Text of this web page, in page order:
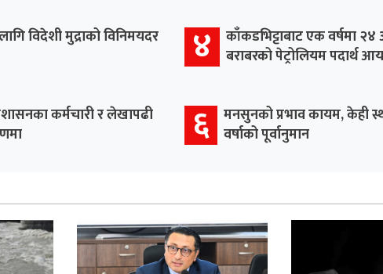
विदेशी मुद्राको विनिमयदर ४
काँकडभिट्टाबाट एक वर्षमा
बराबरको पेट्रोलियम पदार्थ
कर्मचारी र लेखापढी
६ मनसुनको प्रभाव कायम, केही
वर्षाको पूर्वानुमान